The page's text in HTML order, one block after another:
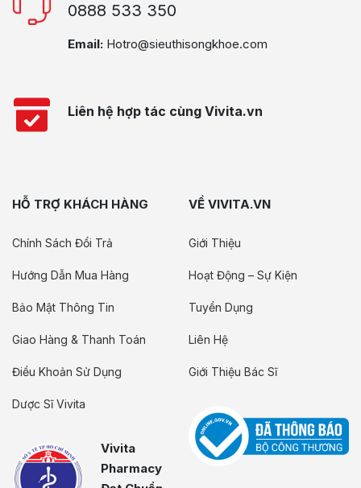
0888 533 350
Email: Hotro@sieuthisongkhoe.com
Liên hệ hợp tác cùng Vivita.vn
HỖ TRỢ KHÁCH HÀNG
Chính Sách Đổi Trả
Hướng Dẫn Mua Hàng
Bảo Mật Thông Tin
Giao Hàng & Thanh Toán
Điều Khoản Sử Dụng
Dược Sĩ Vivita
Vivita
Pharmacy
VỀ VIVITA.VN
Giới Thiệu
Hoạt Động – Sự Kiện
Tuyển Dụng
Liên Hệ
Giới Thiệu Bác Sĩ